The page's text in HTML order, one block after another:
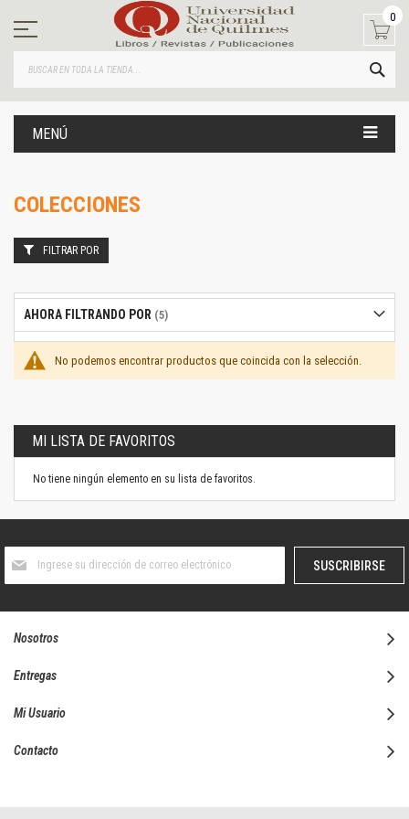
contenido
0
MENÚ
COLECCIONES
No podemos encontrar productos que coincida con la selección.
FILTRAR POR
AHORA FILTRANDO POR
MI LISTA DE FAVORITOS
No tiene ningún elemento en su lista de favoritos.
boletín
SUSCRIBIRSE
Nosotros
Entregas
Mi Usuario
Contacto